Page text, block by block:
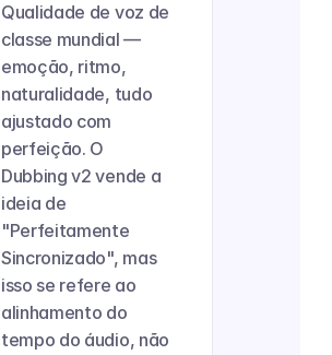
Qualidade de voz de
classe mundial —
emoção, ritmo,
naturalidade, tudo
ajustado com
perfeição. O
Dubbing v2 vende a
ideia de
"Perfeitamente
Sincronizado", mas
isso se refere ao
alinhamento do
tempo do áudio, não